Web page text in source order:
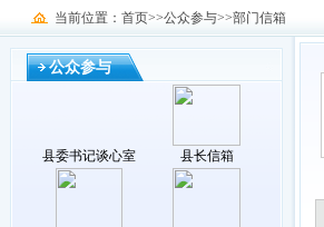
当前位置：首页>>公众参与>>部门信箱
公众参与
县委书记谈心室 县长信箱